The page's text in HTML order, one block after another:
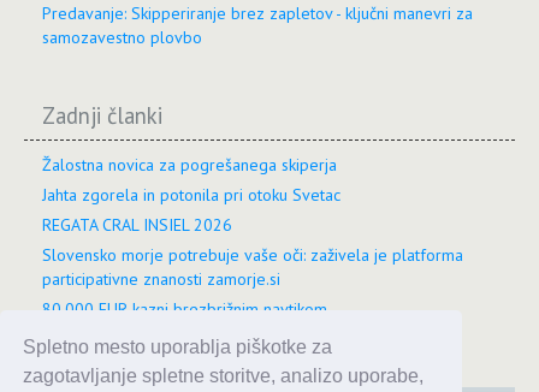
Spletno mesto uporablja piškotke za
zagotavljanje spletne storitve, analizo uporabe,
Predavanje: Skipperiranje brez zapletov - ključni manevri za
samozavestno plovbo
Zadnji članki
Žalostna novica za pogrešanega skiperja
Jahta zgorela in potonila pri otoku Svetac
REGATA CRAL INSIEL 2026
Slovensko morje potrebuje vaše oči: zaživela je platforma
participativne znanosti zamorje.si
80.000 EUR kazni brezbrižnim navtikom